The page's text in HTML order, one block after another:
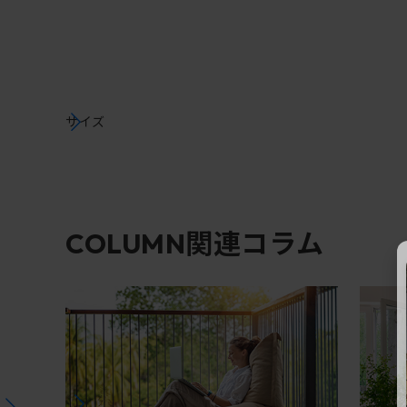
サイズ
COLUMN関連コラム